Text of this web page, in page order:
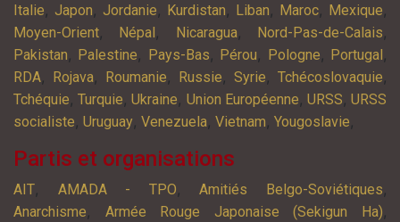
Italie, Japon, Jordanie, Kurdistan, Liban, Maroc, Mexique,
Moyen-Orient, Népal , Nicaragua, Nord-Pas-de-Calais,
Pakistan, Palestine, Pays-Bas, Pérou, Pologne, Portugal ,
RDA, Rojava, Roumanie, Russie, Syrie, Tchécoslovaquie,
Tchéquie,Turquie,Ukraine, Union Européenne, URSS,URSS
socialiste, Uruguay, Venezuela, Vietnam, Yougoslavie,
Partis et organisations
AIT, AMADA - TPO,Amitiés Belgo-Soviétiques,
Anarchisme, Armée Rouge Japonaise (Sekigun Ha),